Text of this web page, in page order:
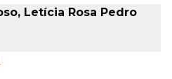
Letícia Rosa Pedro